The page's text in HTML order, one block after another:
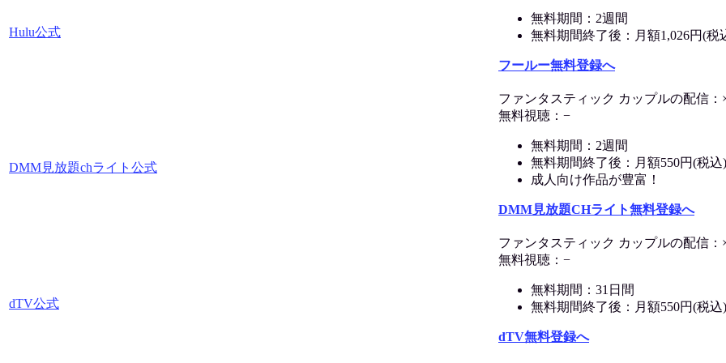
Hulu公式
無料期間：2週間
無料期間終了後：月額1,026円(税
フールー無料登録へ
DMM見放題chライト公式
ファンタスティック カップルの配信：
無料視聴：−
無料期間：2週間
無料期間終了後：月額550円(税込)
成人向け作品が豊富！
DMM見放題CHライト無料登録へ
dTV公式
ファンタスティック カップルの配信：
無料視聴：−
無料期間：31日間
無料期間終了後：月額550円(税込)
dTV無料登録へ